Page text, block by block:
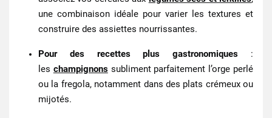
une combinaison idéale pour varier les textures et
construire des assiettes nourrissantes.
Pour des recettes plus gastronomiques :
les champignonssubliment parfaitement l’orge perlé
ou la fregola, notamment dans des plats crémeux ou
mijotés.